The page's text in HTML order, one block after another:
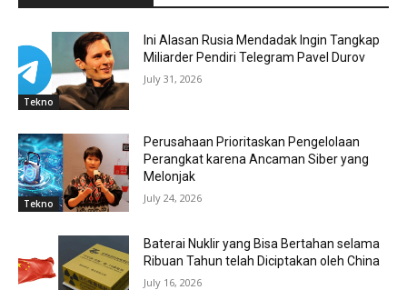
Tekno
Ini Alasan Rusia Mendadak Ingin Tangkap
Miliarder Pendiri Telegram Pavel Durov
July 31, 2026
Tekno
Perusahaan Prioritaskan Pengelolaan
Perangkat karena Ancaman Siber yang
Melonjak
July 24, 2026
Baterai Nuklir yang Bisa Bertahan selama
Ribuan Tahun telah Diciptakan oleh China
July 16, 2026